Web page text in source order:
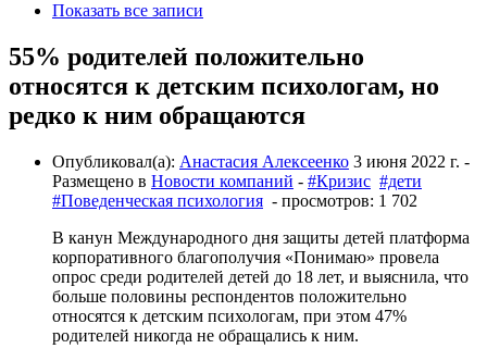
Показать все записи
55% родителей положительно
относятся к детским психологам, но
редко к ним обращаются
Опубликовал(а): Анастасия Алексеенко 3 июня 2022 г. -
Размещено в Новости компаний - #Кризис #дети
#Поведенческая психология - просмотров: 1 702
В канун Международного дня защиты детей платформа
корпоративного благополучия «Понимаю» провела
опрос среди родителей детей до 18 лет, и выяснила, что
больше половины респондентов положительно
относятся к детским психологам, при этом 47%
родителей никогда не обращались к ним.